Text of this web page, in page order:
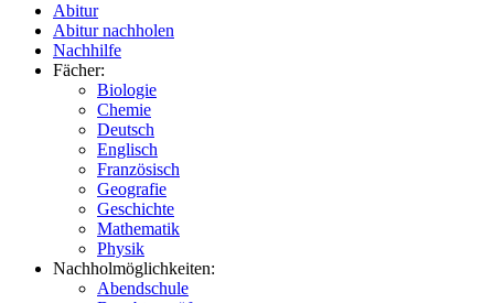
Abitur
Abitur nachholen
Nachhilfe
Fächer:
Biologie
Chemie
Deutsch
Englisch
Französisch
Geografie
Geschichte
Mathematik
Physik
Nachholmöglichkeiten:
Abendschule